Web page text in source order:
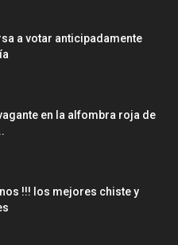
a votar anticipadamente
en la alfombra roja de
!!! los mejores chiste y